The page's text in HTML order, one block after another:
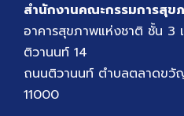
สำนักงานคณะกรรมการสุข
อาคารสุขภาพแห่งชาติ ชั้น
ติวานนท์ 14
ถนนติวานนท์ ตำบลตลาดขวั
11000